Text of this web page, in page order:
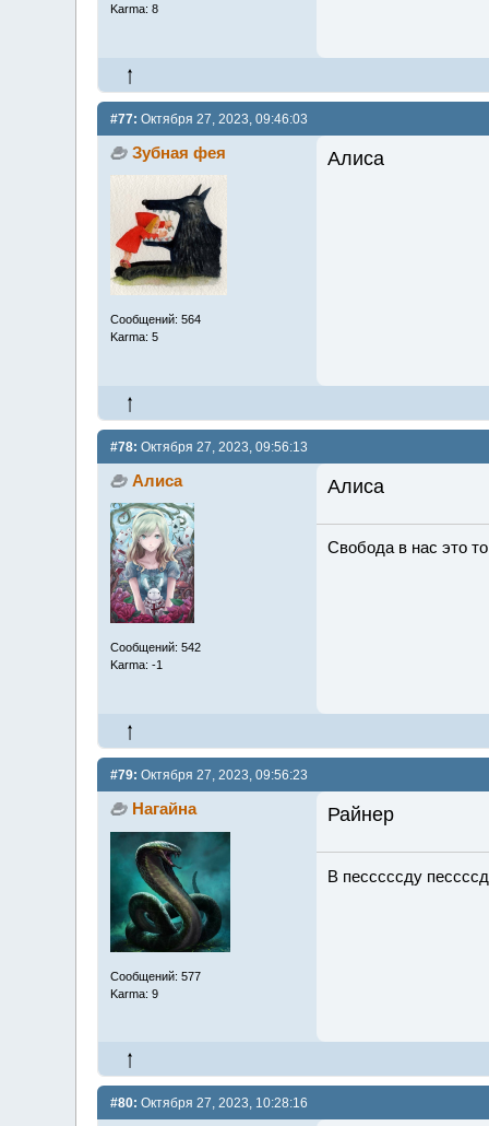
Karma: 8
#77: Октября 27, 2023, 09:46:03
Зубная фея
Сообщений: 564
Karma: 5
Алиса
#78: Октября 27, 2023, 09:56:13
Алиса
Сообщений: 542
Karma: -1
Алиса
Свобода в нас это
#79: Октября 27, 2023, 09:56:23
Нагайна
Сообщений: 577
Karma: 9
Райнер
В песссссду
#80: Октября 27, 2023, 10:28:16